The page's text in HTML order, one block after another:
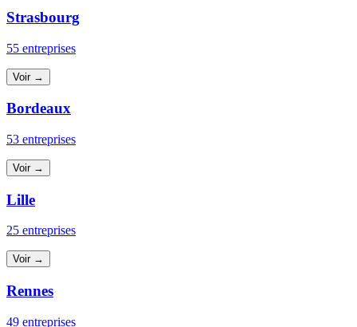
Strasbourg
55 entreprises
Voir →
Bordeaux
53 entreprises
Voir →
Lille
25 entreprises
Voir →
Rennes
49 entreprises